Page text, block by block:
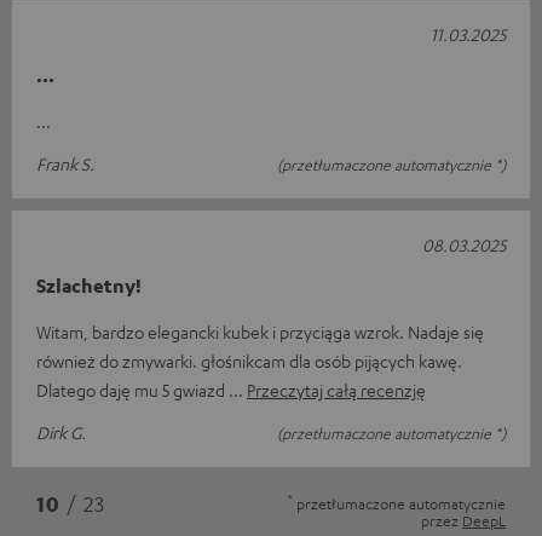
...
...
Frank S.
(przetłumaczone automatycznie *)
11.03.2025
Szlachetny!
Witam, bardzo elegancki kubek i przyciąga wzrok. Nadaje się
również do zmywarki. głośnikcam dla osób pijących kawę.
Dlatego daję mu 5 gwiazd
Przeczytaj całą recenzję
Dirk G.
(przetłumaczone automatycznie *)
08.03.2025
10 / 23 * przetłumaczone automatycznie
przez DeepL